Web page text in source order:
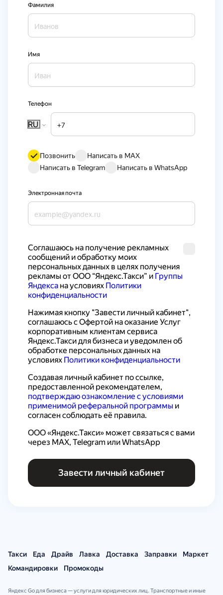
Фамилия
Имя
Телефон
RU
Позвонить
Написать в MAX
Написать в Telegram
Написать в WhatsApp
Электронная почта
Cоглашаюсь на получение рекламных
сообщений и обработку моих
персональных данных в целях получения
рекламы от ООО “Яндекс.Такси” и Группы
Яндекса на условиях Политики
конфиденциальности
Нажимая кнопку "Завести личный кабинет",
соглашаюсь с Офертой на оказание Услуг
корпоративным клиентам сервиса
Яндекс.Такси для бизнеса и уведомлен об
обработке персональных данных на
условиях Политики конфиденциальности
Создавая личный кабинет по ссылке,
подтверждаю ознакомление с условиями
применимой реферальной программы и
согласен соблюдать её правила.
ООО «Яндекс.Такси» может связаться с вами
через MAX, Telegram или WhatsApp
Завести личный кабинет
Такси Еда Драйв Лавка Доставка Заправки
Маркет
Командировки
Промокоды
Яндекс Go для бизнеса — услуги для юридических лиц. Транспортные и иные